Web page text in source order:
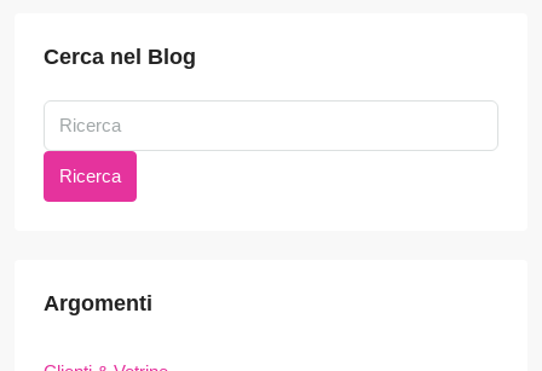
Cerca nel Blog
Ricerca
Argomenti